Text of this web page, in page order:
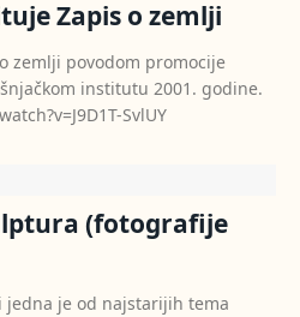
Zapis o zemlji
zemlji povodom promocije
institutu 2001. godine.
SvlUY
(fotografije
je od najstarijih tema